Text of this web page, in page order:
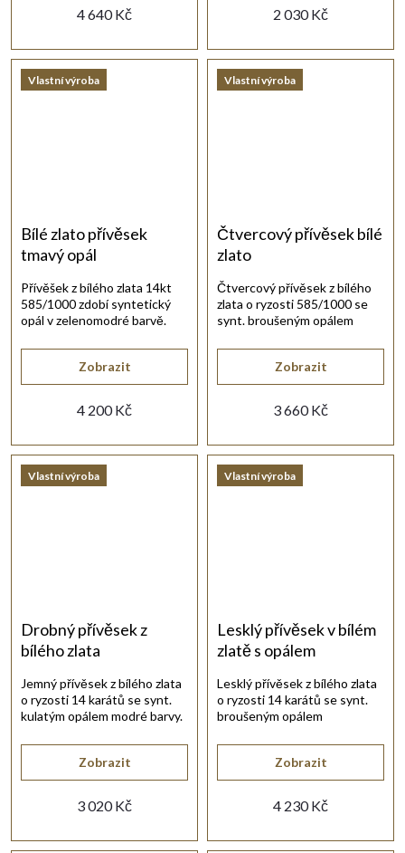
4 640 Kč
popis
2 030 Kč
Vlastní výroba
Bílé zlato přívěsek
tmavý opál
4 200 Kč
Zobrazit
Přívěšek z bílého zlata 14kt
585/1000 zdobí syntetický
opál v zelenomodré barvě.
11 mm je vhodný pro
každodenní nošení i jako
dárek.
Vlastní výroba
Čtvercový přívěsek bílé
zlato
3 660 Kč
Zobrazit
Čtvercový přívěsek z bílého
zlata o ryzosti 585/1000 se
synt. broušeným opálem
Vlastní výroba
Drobný přívěsek z
bílého zlata
3 020 Kč
Zobrazit
Jemný přívěsek z bílého zlata
o ryzosti 14 karátů se synt.
kulatým opálem modré barvy.
Vlastní výroba
Lesklý přívěsek v bílém
zlatě s opálem
4 230 Kč
Zobrazit
Lesklý přívěsek z bílého zlata
o ryzosti 14 karátů se synt.
broušeným opálem